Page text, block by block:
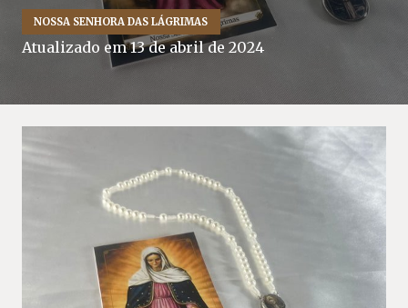
NOSSA SENHORA DAS LÁGRIMAS
Atualizado em13 de abril de 2024